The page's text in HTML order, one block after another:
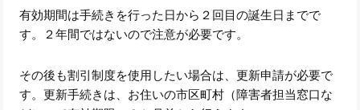
有効期間は手続きを行った日から２回目の誕生日までで
す。２年間ではないので注意が必要です。
その後も割引制度を使用したい場合は、更新申請が必要で
す。更新手続きは、お住いの市区町村（障害者担当窓口な